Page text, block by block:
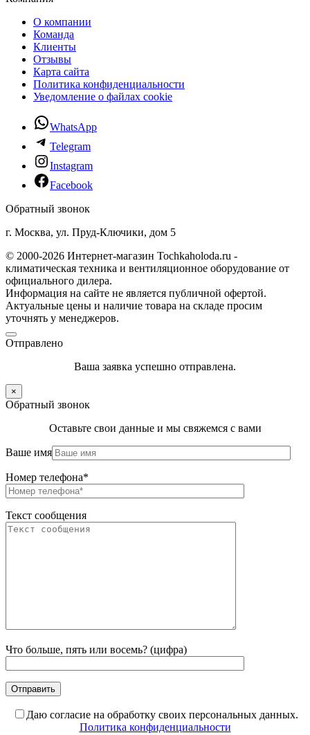
О компании
Команда
Клиенты
Отзывы
Карта сайта
Политика конфиденциальности
Уведомление о файлах cookie
WhatsApp
Telegram
Instagram
Facebook
Обратный звонок
г. Москва, ул. Пруд-Ключики, дом 5
© 2000-2026 Интернет-магазин Tochkaholoda.ru -
климатическая техника и вентиляционное оборудование от
официального дилера.
Информация на сайте не является публичной офертой.
Актуальные цены и наличие товара на складе просим
уточнять у менеджеров.
Отправлено
Ваша заявка успешно отправлена.
×
Обратный звонок
Оставьте свои данные и мы свяжемся с вами
Ваше имя
Номер телефона*
Текст сообщения
Что больше, пять или восемь? (цифра)
Даю согласие на обработку своих персональных данных.
Политика конфиденциальности